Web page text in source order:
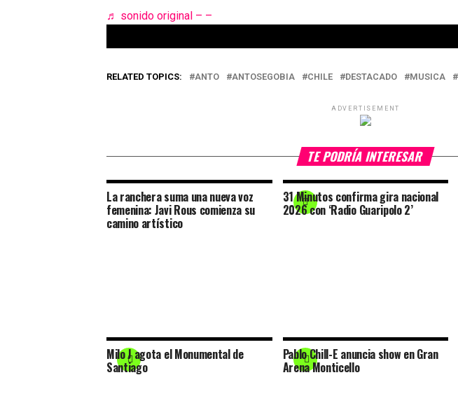
♬ sonido original – –
RELATED TOPICS: ANTO ANTOSEGOBIA CHILE DESTACADO MUSICA
ADVERTISEMENT
TE PODRÍA INTERESAR
La ranchera suma una nueva voz
femenina: Javi Rous comienza su
camino artístico
31 Minutos confirma gira nacional
2026 con ‘Radio Guaripolo 2’
Milo J agota el Monumental de
Santiago
Pablo Chill-E anuncia show en Gran
Arena Monticello